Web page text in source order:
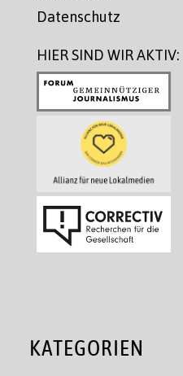
Datenschutz
HIER SIND WIR AKTIV:
KATEGORIEN